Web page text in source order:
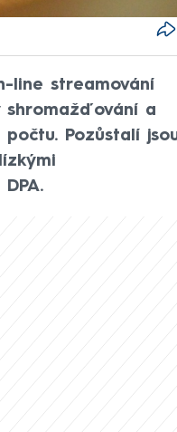
line streamování
a
Pozůstalí